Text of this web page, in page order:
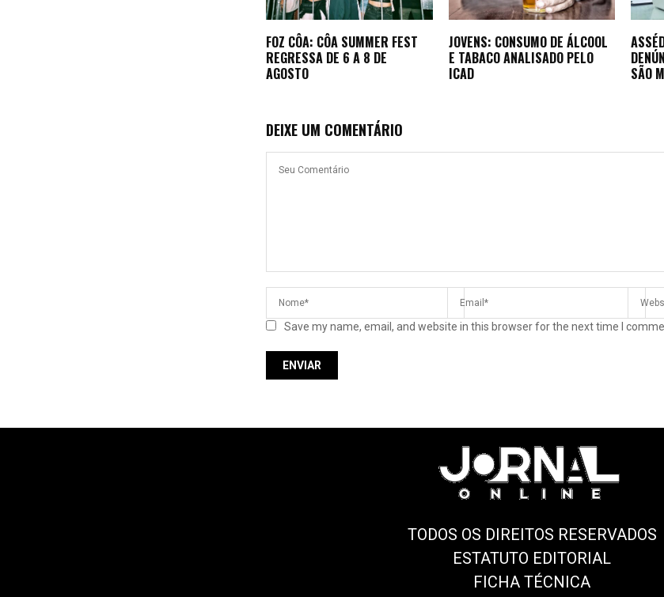
FOZ CÔA: CÔA SUMMER FEST
REGRESSA DE 6 A 8 DE
AGOSTO
JOVENS: CONSUMO DE ÁLCOOL
E TABACO ANALISADO PELO
ICAD
SÃO
DEIXE UM COMENTÁRIO
Save my name, email, and website in this browser for the next time I
TODOS OS DIREITOS RESERVADOS
ESTATUTO EDITORIAL
FICHA TÉCNICA